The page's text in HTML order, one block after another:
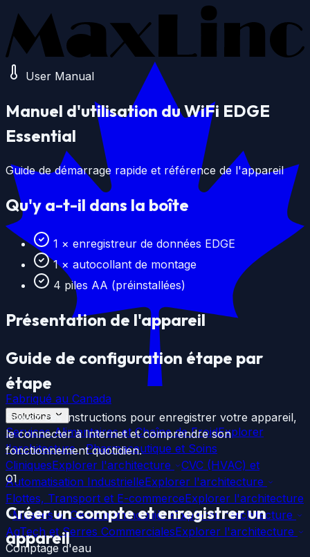
Passer au contenu principal
Fabriqué au Canada
Solutions
Services Alimentaires et Chaîne de FroidExplorer
l'architecture
Pharmaceutique et Soins
CliniquesExplorer l'architecture
CVC (HVAC) et
Automatisation IndustrielleExplorer l'architecture
Flottes, Transport et E-commerceExplorer l'architecture
Musées et Gestion ImmobilièreExplorer l'architecture
AgTech et Serres CommercialesExplorer l'architecture
Comptage d'eau
User Manual
Manuel d'utilisation du WiFi EDGE
Essential
Guide de démarrage rapide et référence de l'appareil
Qu'y a-t-il dans la boîte
1 × enregistreur de données EDGE
1 × autocollant de montage
4 piles AA (préinstallées)
Présentation de l'appareil
Guide de configuration étape par
étape
Suivez ces instructions pour enregistrer votre appareil,
le connecter à Internet et comprendre son
fonctionnement quotidien.
01
Créer un compte et enregistrer un
appareil